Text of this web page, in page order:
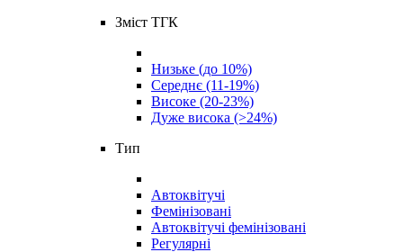
Зміст ТГК
Низьке (до 10%)
Середнє (11-19%)
Високе (20-23%)
Дуже висока (>24%)
Тип
Автоквітучі
Фемінізовані
Автоквітучі фемінізовані
Регулярні